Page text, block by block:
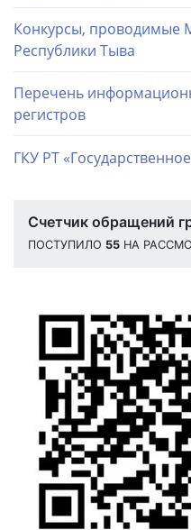
Конкурсы, проводимые
Республики Тыва
Перечень
регистров
ГКУ РТ
Счетчик обращений
ПОСТУПИЛО 55 НА